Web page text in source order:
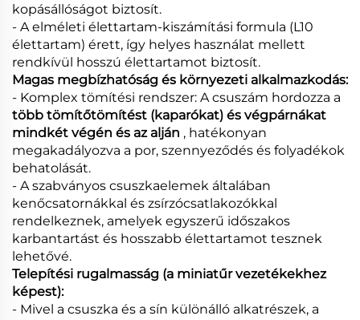
kopásállóságot biztosít.
- A elméleti élettartam-kiszámítási formula (L10
élettartam) érett, így helyes használat mellett
rendkívül hosszú élettartamot biztosít.
Magas megbízhatóság és környezeti alkalmazkodás:
- Komplex tömítési rendszer: A csuszám hordozza a
több tömítőtömítést (kaparókat) és végpárnákat
mindkét végén és az alján , hatékonyan
megakadályozva a por, szennyeződés és folyadékok
behatolását.
- A szabványos csuszkaelemek általában
kenőcsatornákkal és zsírzócsatlakozókkal
rendelkeznek, amelyek egyszerű időszakos
karbantartást és hosszabb élettartamot tesznek
lehetővé.
Telepítési rugalmasság (a miniatűr vezetékekhez
képest):
- Mivel a csuszka és a sín különálló alkatrészek, a